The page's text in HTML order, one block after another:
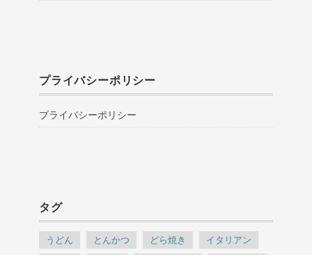
プライバシーポリシー
プライバシーポリシー
タグ
うどん とんかつ どら焼き イタリアン